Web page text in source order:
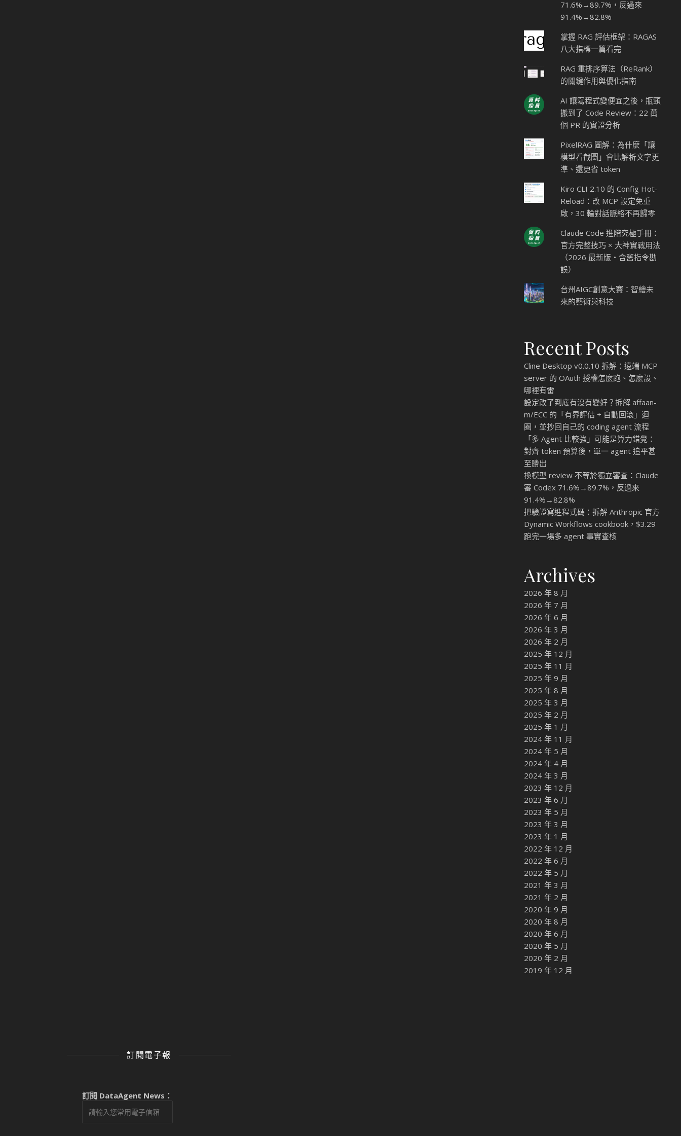
71.6%→89.7%，反過來
91.4%→82.8%
掌握 RAG 評估框架：RAGAS
八大指標一篇看完
RAG 重排序算法（ReRank）
的關鍵作用與優化指南
AI 讓寫程式變便宜之後，瓶頸
搬到了 Code Review：22 萬
個 PR 的實證分析
PixelRAG 圖解：為什麼「讓
模型看截圖」會比解析文字更
準、還更省 token
Kiro CLI 2.10 的 Config Hot-
Reload：改 MCP 設定免重
啟，30 輪對話脈絡不再歸零
Claude Code 進階究極手冊：
官方完整技巧 × 大神實戰用法
（2026 最新版・含舊指令勘
誤）
台州AIGC創意大賽：智繪未
來的藝術與科技
Recent Posts
Cline Desktop v0.0.10 拆解：遠端 MCP
server 的 OAuth 授權怎麼跑、怎麼設、
哪裡有雷
設定改了到底有沒有變好？拆解 affaan-
m/ECC 的「有界評估 + 自動回滾」迴
圈，並抄回自己的 coding agent 流程
「多 Agent 比較強」可能是算力錯覺：
對齊 token 預算後，單一 agent 追平甚
至勝出
換模型 review 不等於獨立審查：Claude
審 Codex 71.6%→89.7%，反過來
91.4%→82.8%
把驗證寫進程式碼：拆解 Anthropic 官方
Dynamic Workflows cookbook，$3.29
跑完一場多 agent 事實查核
Archives
2026 年 8 月
2026 年 7 月
2026 年 6 月
2026 年 3 月
2026 年 2 月
2025 年 12 月
2025 年 11 月
2025 年 9 月
2025 年 8 月
2025 年 3 月
2025 年 2 月
2025 年 1 月
2024 年 11 月
2024 年 5 月
2024 年 4 月
2024 年 3 月
2023 年 12 月
2023 年 6 月
2023 年 5 月
2023 年 3 月
2023 年 1 月
2022 年 12 月
2022 年 6 月
2022 年 5 月
2021 年 3 月
2021 年 2 月
2020 年 9 月
2020 年 8 月
2020 年 6 月
2020 年 5 月
2020 年 2 月
2019 年 12 月
訂閱電子報
訂閱 DataAgent News：